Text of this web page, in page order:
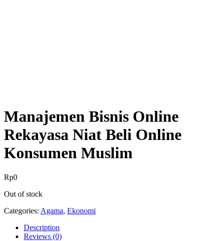
Manajemen Bisnis Online
Rekayasa Niat Beli Online
Konsumen Muslim
Rp0
Out of stock
Categories: Agama, Ekonomi
Description
Reviews (0)